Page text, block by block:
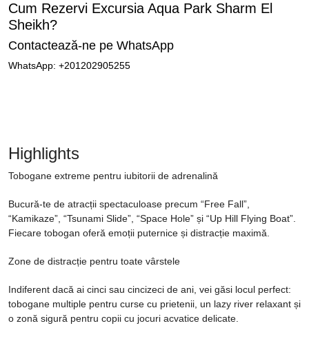
Cum Rezervi Excursia Aqua Park Sharm El
Sheikh?
Contactează-ne pe WhatsApp
WhatsApp: +201202905255
Highlights
Tobogane extreme pentru iubitorii de adrenalină
Bucură-te de atracții spectaculoase precum “Free Fall”,
“Kamikaze”, “Tsunami Slide”, “Space Hole” și “Up Hill Flying Boat”.
Fiecare tobogan oferă emoții puternice și distracție maximă.
Zone de distracție pentru toate vârstele
Indiferent dacă ai cinci sau cincizeci de ani, vei găsi locul perfect:
tobogane multiple pentru curse cu prietenii, un lazy river relaxant și
o zonă sigură pentru copii cu jocuri acvatice delicate.